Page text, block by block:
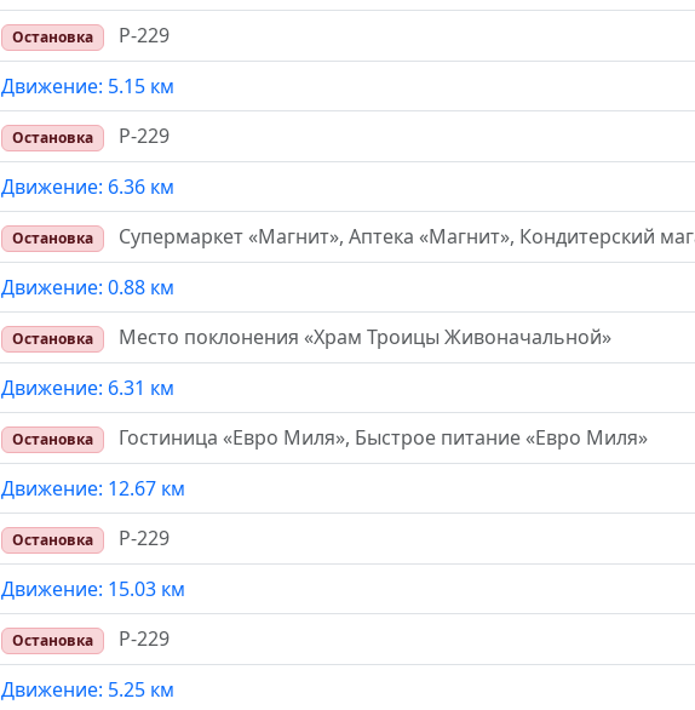
Остановка Р-229
Движение: 5.15 км
Остановка Р-229
Движение: 6.36 км
Остановка Супермаркет «Магнит», Аптека «Магнит», Кондитерский
Движение: 0.88 км
Остановка Место поклонения «Храм Троицы Живоначальной»
Движение: 6.31 км
Остановка Гостиница «Евро Миля», Быстрое питание «Евро Миля»
Движение: 12.67 км
Остановка Р-229
Движение: 15.03 км
Остановка Р-229
Движение: 5.25 км